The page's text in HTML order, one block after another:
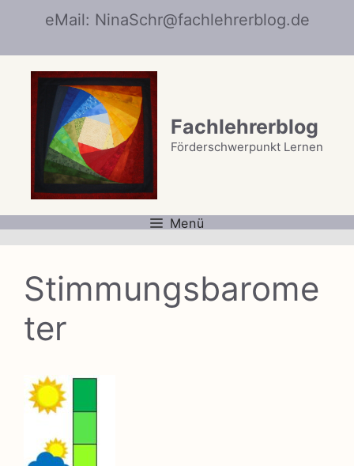
eMail: NinaSchr@fachlehrerblog.de
Fachlehrerblog
Förderschwerpunkt Lernen
Menü
Stimmungsbarome
ter